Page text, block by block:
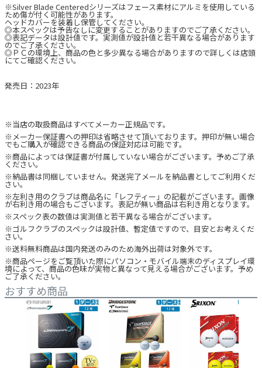
※Silver Blade Centeredシリーズはフェース素材にアルミを使用している
ため傷が付く可能性があります。
ヘッドカバーを装着し保管してください。
◎本スペックは予告なしに変更することがありますのでご了承ください。
◎表記データは設計値です。実測値が設計値と若干異なる場合があります
のでご了承ください。
◎ＰＣの環境上、商品の色と多少異なる場合がありますので詳しくは店頭
にてご確認ください。
発売日：2023年
※当店の取扱商品はすべてメーカー正規品です。
※メーカー保証書への押印は省略させて頂いております。押印が無い場合
でもご購入が確認できる商品の保証対応は可能です。
※商品によっては保証書が付属していない場合がございます。予めご了承
ください。
※納品書は同梱していません。発送完了メールを納品書としてご利用くだ
さい。
※左利き用のクラブは商品名に「レフティー」の記載がございます。画像
が右利き用の場合もございます。表記が無い商品は右利き用となります。
※スペック表の数値は実測値と若干異なる場合がございます。
※ゴルフクラブのスペックは設計値、暫定値ですので、目安とお考えくだ
さい。
※送料無料商品は国内発送のみのため海外出荷は対象外です。
※商品ページをご覧頂いた際にパソコン・モバイル端末のディスプレイ環
境によって、商品の色味が実物と異なって見える場合がございます。予め
ご了承ください。
おすすめ商品